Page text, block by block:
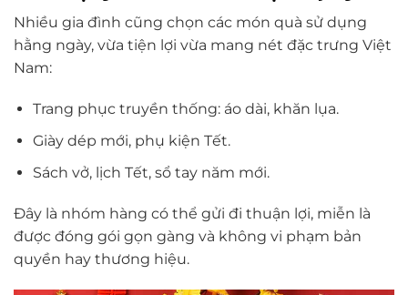
Nhiều gia đình cũng chọn các món quà sử dụng
hằng ngày, vừa tiện lợi vừa mang nét đặc trưng Việt
Nam:
Trang phục truyền thống: áo dài, khăn lụa.
Giày dép mới, phụ kiện Tết.
Sách vở, lịch Tết, sổ tay năm mới.
Đây là nhóm hàng có thể gửi đi thuận lợi, miễn là
được đóng gói gọn gàng và không vi phạm bản
quyền hay thương hiệu.